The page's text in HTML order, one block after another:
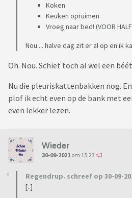
Koken
Keuken opruimen
Vroeg naar bed! (VOOR
Nou.... halve dag zit er al op en ik
Oh. Nou. Schiet toch al wel een
Nu die pleuriskattenbakken nog.
plof ik echt even op de bank met
even lekker lezen.
Wieder
30-09-2021 om 15:23
Regendrup. schreef op 30-09-
[..]